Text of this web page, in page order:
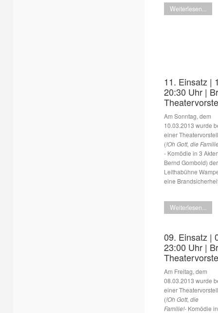
Weiterlesen...
11. Einsatz |
20:30 Uhr |
Am Sonntag, dem
10.03.2013 wurde
einer
(!Oh Gott, die
- Komödie in 3
Bernd Gombold) der
Leithabühne
eine
Weiterlesen...
09. Einsatz |
23:00 Uhr |
Am Freitag, dem
08.03.2013 wurde
einer
(!Oh Gott, die
Familie!- Komödie